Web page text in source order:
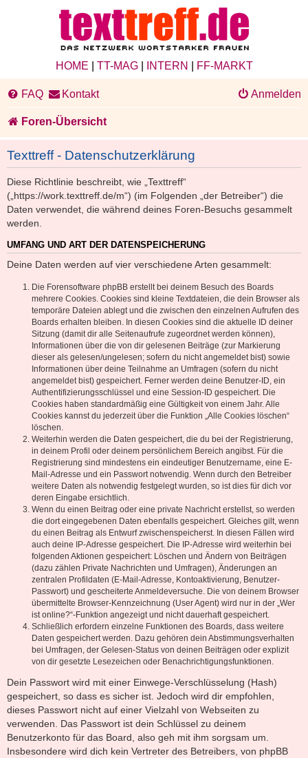
HOME TT-MAG| INTERN FF-MARKT
FAQ Kontakt Anmelden
Foren-Übersicht
Texttreff - Datenschutzerklärung
Diese Richtlinie beschreibt, wie „Texttreff“
(„https://work.texttreff.de/m“) (im Folgenden „der Betreiber“) die
Daten verwendet, die während deines Foren-Besuchs gesammelt
werden.
UMFANG UND ART DER DATENSPEICHERUNG
Deine Daten werden auf vier verschiedene Arten gesammelt:
Die Forensoftware phpBB erstellt bei deinem Besuch des Boards
mehrere Cookies. Cookies sind kleine Textdateien, die dein Browser als
temporäre Dateien ablegt und die zwischen den einzelnen Aufrufen des
Boards erhalten bleiben. In diesen Cookies sind die aktuelle ID deiner
Sitzung (damit dir alle Seitenaufrufe zugeordnet werden können),
Informationen über die von dir gelesenen Beiträge (zur Markierung
dieser als gelesen/ungelesen; sofern du nicht angemeldet bist) sowie
Informationen über deine Teilnahme an Umfragen (sofern du nicht
angemeldet bist) gespeichert. Ferner werden deine Benutzer-ID, ein
Authentifizierungsschlüssel und eine Session-ID gespeichert. Die
Cookies haben standardmäßig eine Gültigkeit von einem Jahr. Alle
Cookies kannst du jederzeit über die Funktion „Alle Cookies löschen“
löschen.
Weiterhin werden die Daten gespeichert, die du bei der Registrierung,
in deinem Profil oder deinem persönlichem Bereich angibst. Für die
Registrierung sind mindestens ein eindeutiger Benutzername, eine E-
Mail-Adresse und ein Passwort notwendig. Wenn durch den Betreiber
weitere Daten als notwendig festgelegt wurden, so ist dies für dich vor
deren Eingabe ersichtlich.
Wenn du einen Beitrag oder eine private Nachricht erstellst, so werden
die dort eingegebenen Daten ebenfalls gespeichert. Gleiches gilt, wenn
du einen Beitrag als Entwurf zwischenspeicherst. In diesen Fällen wird
auch deine IP-Adresse gespeichert. Die IP-Adresse wird weiterhin bei
folgenden Aktionen gespeichert: Löschen und Ändern von Beiträgen
(dazu zählen Private Nachrichten und Umfragen), Änderungen an
zentralen Profildaten (E-Mail-Adresse, Kontoaktivierung, Benutzer-
Passwort) und gescheiterte Anmeldeversuche. Die von deinem Browser
übermittelte Browser-Kennzeichnung (User Agent) wird nur in der „Wer
ist online?“-Funktion angezeigt und nicht dauerhaft gespeichert.
Schließlich erfordern einzelne Funktionen des Boards, dass weitere
Daten gespeichert werden. Dazu gehören dein Abstimmungsverhalten
bei Umfragen, der Gelesen-Status von deinen Beiträgen oder explizit
von dir gesetzte Lesezeichen oder Benachrichtigungsfunktionen.
Dein Passwort wird mit einer Einwege-Verschlüsselung (Hash)
gespeichert, so dass es sicher ist. Jedoch wird dir empfohlen,
dieses Passwort nicht auf einer Vielzahl von Webseiten zu
verwenden. Das Passwort ist dein Schlüssel zu deinem
Benutzerkonto für das Board, also geh mit ihm sorgsam um.
Insbesondere wird dich kein Vertreter des Betreibers, von phpBB